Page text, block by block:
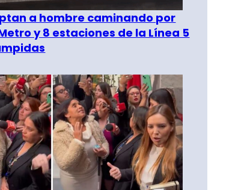
a hombre caminando por
y 8 estaciones de la Línea 5